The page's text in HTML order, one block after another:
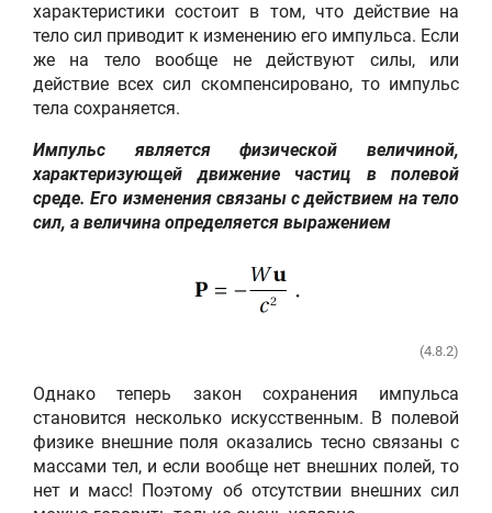
характеристики состоит в том, что действие на
тело сил приводит к изменению его импульса. Если
же на тело вообще не действуют силы, или
действие всех сил скомпенсировано, то импульс
тела сохраняется.
Импульс является физической величиной,
характеризующей движение частиц в полевой
среде. Его изменения связаны с действием на тело
сил, а величина определяется выражением
(4.8.2)
Однако теперь закон сохранения импульса
становится несколько искусственным. В полевой
физике внешние поля оказались тесно связаны с
массами тел, и если вообще нет внешних полей, то
нет и масс! Поэтому об отсутствии внешних сил